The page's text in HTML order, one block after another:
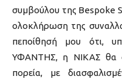
συμβούλου της Bespoke
ολοκλήρωση της
πεποίθησή μου ότι,
ΥΦΑΝΤΗΣ, η ΝΙΚΑΣ θα
πορεία, με